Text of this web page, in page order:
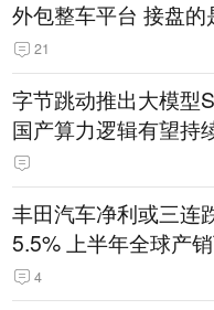
外包整车平台 接盘的
21
字节跳动推出大模型
国产算力逻辑有望持
丰田汽车净利或三连
5.5% 上半年全球产
14.3万辆
4